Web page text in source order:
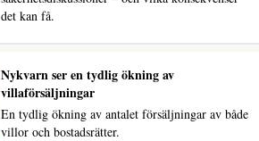
det kan få.
Nykvarn ser en tydlig ökning av
villaförsäljningar
En tydlig ökning av antalet försäljningar av både
villor och bostadsrätter.